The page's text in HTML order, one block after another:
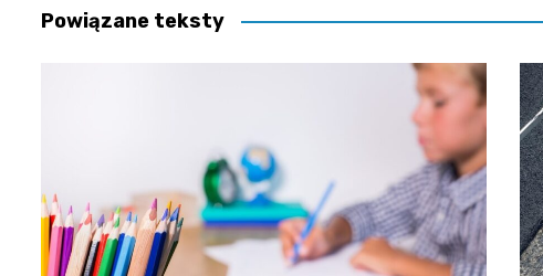
Powiązane teksty